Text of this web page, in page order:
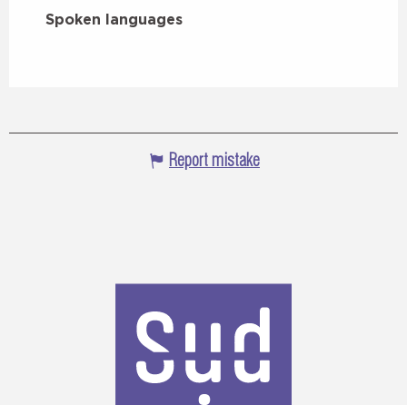
Spoken languages
Spoken languages
Report mistake